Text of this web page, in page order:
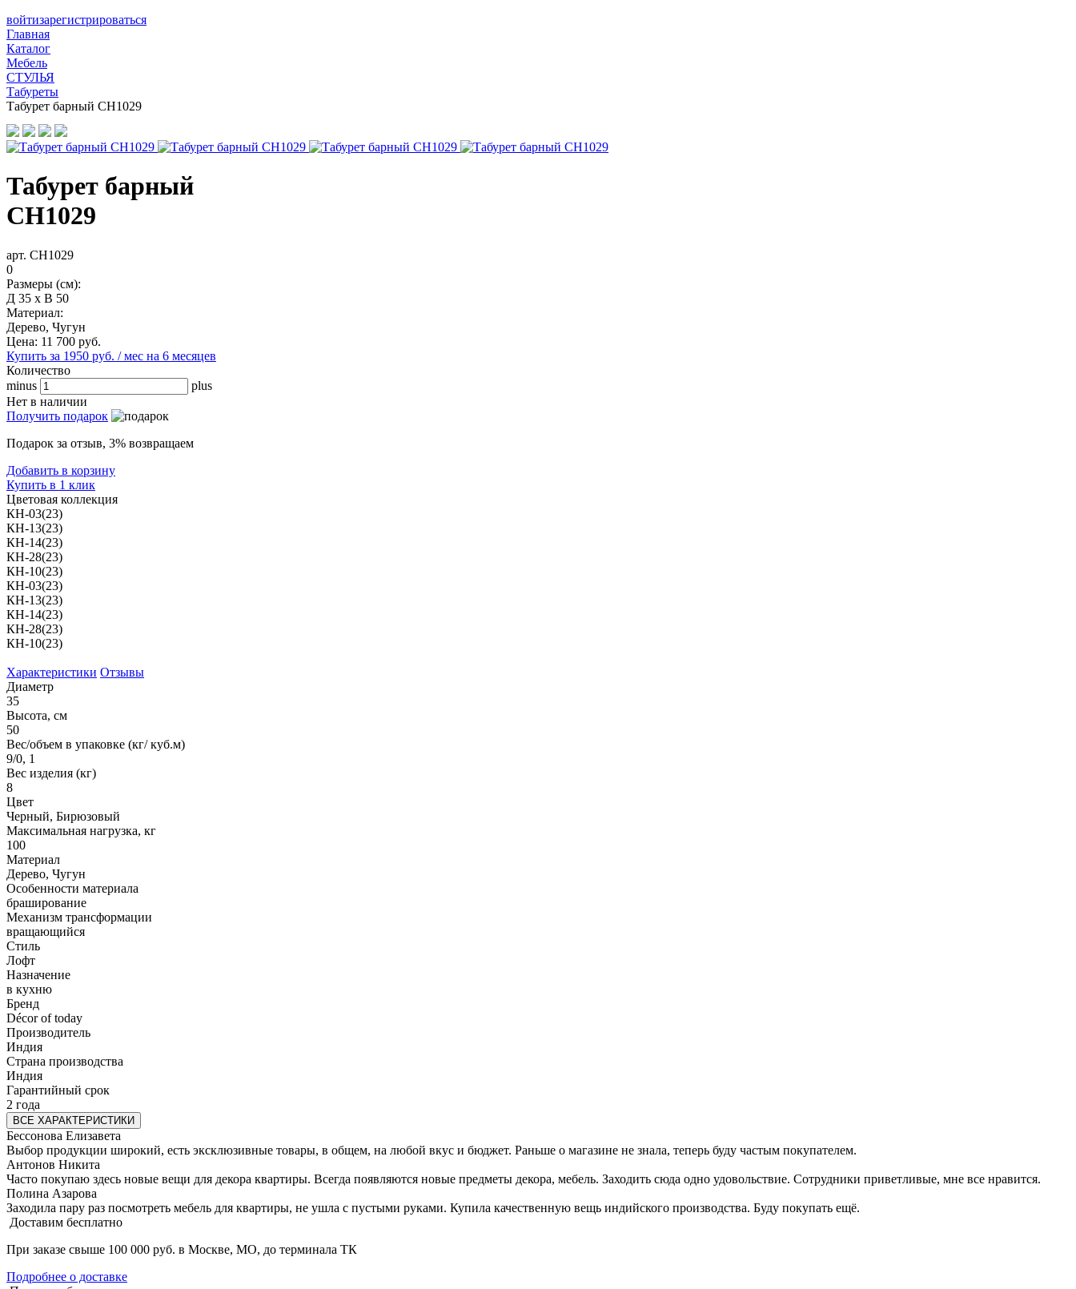
войтизарегистрироваться
Главная
Каталог
Мебель
СТУЛЬЯ
Табуреты
Табурет барный СН1029
Табурет барный
СН1029
арт. СН1029
0
Размеры (см):
Д 35 x В 50
Материал:
Дерево, Чугун
Цена: 11 700 руб.
Купить за 1950 руб. / мес на 6 месяцев
Количество
minus
plus
Нет в наличии
Получить подарок
Подарок за отзыв, 3% возвращаем
Добавить в корзину
Купить в 1 клик
Цветовая коллекция
КН-03(23)
КН-13(23)
КН-14(23)
КН-28(23)
КН-10(23)
КН-03(23)
КН-13(23)
КН-14(23)
КН-28(23)
КН-10(23)
Характеристики Отзывы
Диаметр
35
Высота, см
50
Вес/объем в упаковке (кг/ куб.м)
9/0, 1
Вес изделия (кг)
8
Цвет
Черный, Бирюзовый
Максимальная нагрузка, кг
100
Материал
Дерево, Чугун
Особенности материала
браширование
Механизм трансформации
вращающийся
Стиль
Лофт
Назначение
в кухню
Бренд
Décor of today
Производитель
Индия
Страна производства
Индия
Гарантийный срок
2 года
ВСЕ ХАРАКТЕРИСТИКИ
Бессонова Елизавета
Выбор продукции широкий, есть эксклюзивные товары, в общем, на любой вкус и бюджет. Раньше о магазине не знала, теперь буду частым покупателем.
Антонов Никита
Часто покупаю здесь новые вещи для декора квартиры. Всегда появляются новые предметы декора, мебель. Заходить сюда одно удовольствие. Сотрудники приветливые, мне все нравится.
Полина Азарова
Заходила пару раз посмотреть мебель для квартиры, не ушла с пустыми руками. Купила качественную вещь индийского производства. Буду покупать ещё.
Доставим бесплатно
При заказе свыше 100 000 руб. в Москве, МО, до терминала ТК
Подробнее о доставке